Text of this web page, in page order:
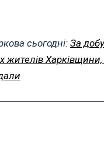
сьогодні: За
жителів